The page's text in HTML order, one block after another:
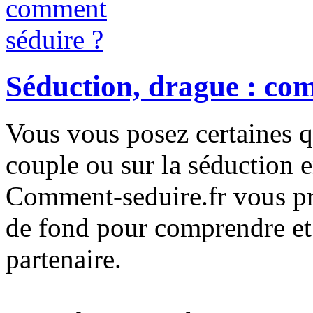
Séduction, drague :
Vous vous posez certaines
couple ou sur la séduction
Comment-seduire.fr vous
de fond pour comprendre
partenaire.